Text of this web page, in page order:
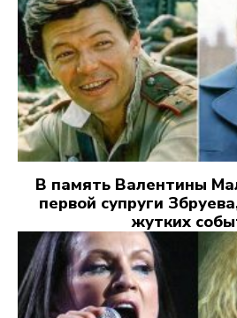
В память Валентины
первой супруги
жутких